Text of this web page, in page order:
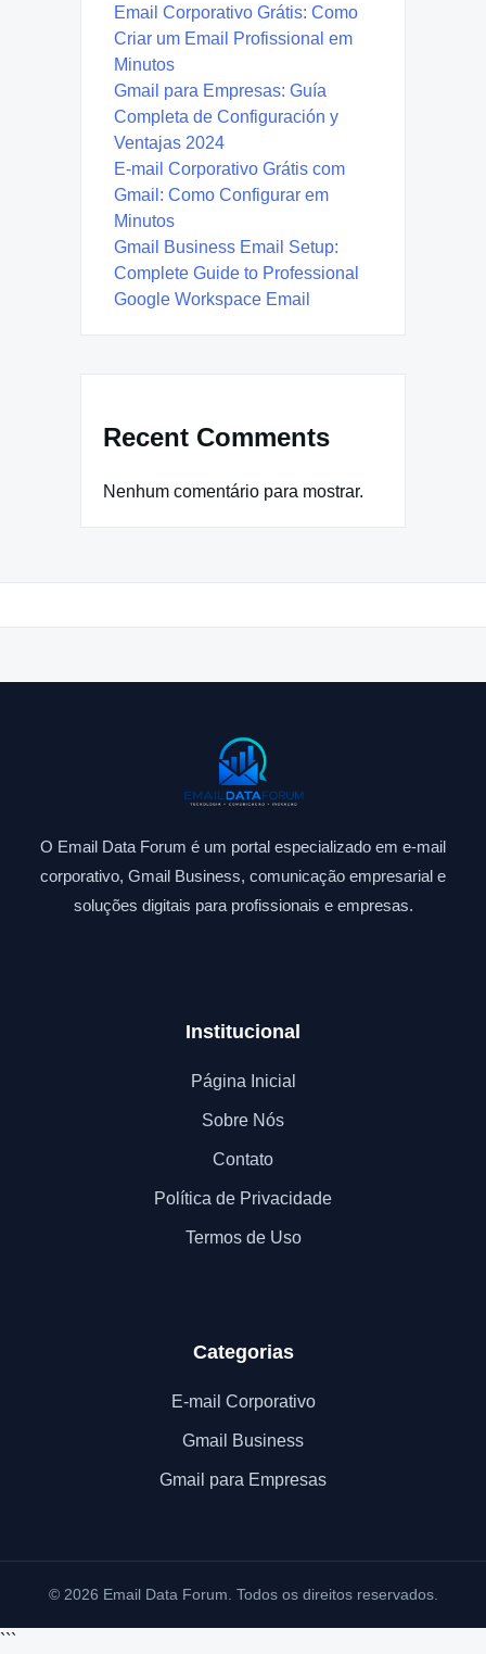
Email Corporativo Grátis: Como
Criar um Email Profissional em
Minutos
Gmail para Empresas: Guía
Completa de Configuración y
Ventajas 2024
E-mail Corporativo Grátis com
Gmail: Como Configurar em
Minutos
Gmail Business Email Setup:
Complete Guide to Professional
Google Workspace Email
Recent Comments
Nenhum comentário para mostrar.
O Email Data Forum é um portal especializado em e-mail
corporativo, Gmail Business, comunicação empresarial e
soluções digitais para profissionais e empresas.
Institucional
Página Inicial
Sobre Nós
Contato
Política de Privacidade
Termos de Uso
Categorias
E-mail Corporativo
Gmail Business
Gmail para Empresas
© 2026 Email Data Forum. Todos os direitos reservados.
```